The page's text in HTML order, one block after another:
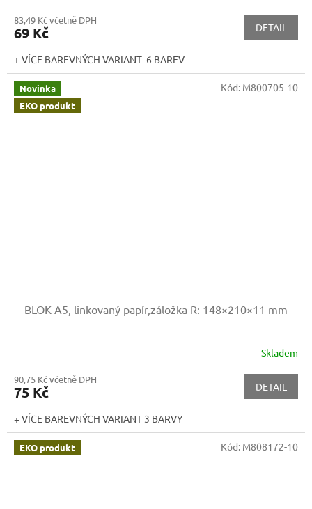
83,49 Kč včetně DPH
69 Kč DETAIL
+ VÍCE BAREVNÝCH VARIANT 6 BAREV
Novinka
EKO produkt
BLOK A5, linkovaný papír,záložka R: 148×210×11 mm
Skladem
90,75 Kč včetně DPH
75 Kč DETAIL
+ VÍCE BAREVNÝCH VARIANT 3 BARVY
Kód: M800705-10
EKO produkt Kód: M808172-10